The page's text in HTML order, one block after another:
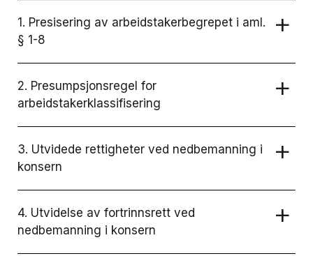
1. Presisering av arbeidstakerbegrepet i aml.
§ 1-8
2. Presumpsjonsregel for
arbeidstakerklassifisering
3. Utvidede rettigheter ved nedbemanning i
konsern
4. Utvidelse av fortrinnsrett ved
nedbemanning i konsern